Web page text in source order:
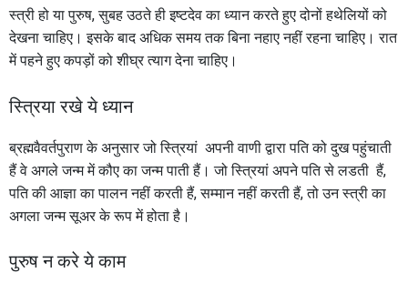
स्त्री हो या पुरुष, सुबह उठते ही इष्टदेव का ध्यान करते हुए दोनों हथेलियों को
देखना चाहिए। इसके बाद अधिक समय तक बिना नहाए नहीं रहना चाहिए। रात
में पहने हुए कपड़ों को शीघ्र त्याग देना चाहिए।
स्त्रिया रखे ये ध्यान
ब्रह्मवैवर्तपुराण के अनुसार जो स्त्रियां अपनी वाणी द्वारा पति को दुख पहुंचाती
हैं वे अगले जन्म में कौए का जन्म पाती हैं। जो स्त्रियां अपने पति से लडती हैं,
पति की आज्ञा का पालन नहीं करती हैं, सम्मान नहीं करती हैं, तो उन स्त्री का
अगला जन्म सूअर के रूप में होता है।
पुरुष न करे ये काम